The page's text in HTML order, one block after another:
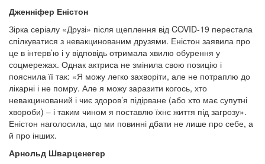
Дженніфер Еністон
Зірка серіалу «Друзі» після щеплення від COVID-19 перестала
спілкуватися з невакцинованим друзями. Еністон заявила про
це в інтерв’ю і у відповідь отримала хвилю обурення у
соцмережах. Однак актриса не змінила свою позицію і
пояснила її так: «Я можу легко захворіти, але не потраплю до
лікарні і не помру. Але я можу заразити когось, хто
невакцинований і чиє здоров’я підірване (або хто має супутні
хвороби) – і таким чином я поставлю їхнє життя під загрозу».
Еністон наголосила, що ми повинні дбати не лише про себе, а
й про інших.
Арнольд Шварценегер